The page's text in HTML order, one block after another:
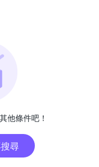
他條件吧！
尋